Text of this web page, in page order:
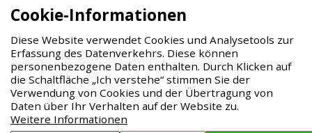
+420 607 981 827
info@a-tradi.com
Sitemap
Cookie-Informationen
Diese Website verwendet Cookies und Analysetools zur
Erfassung des Datenverkehrs. Diese können
personenbezogene Daten enthalten. Durch Klicken auf
die Schaltfläche „Ich verstehe“ stimmen Sie der
Verwendung von Cookies und der Übertragung von
Daten über Ihr Verhalten auf der Website zu.
Weitere Informationen